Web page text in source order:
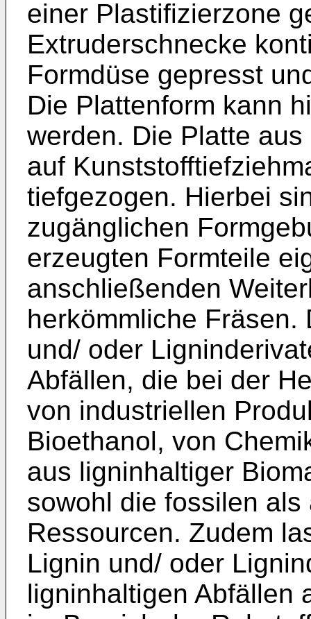
einer Plastifizierzone
Extruderschnecke
Formdüse gepresst
Die Plattenform kann
werden. Die Platte
auf
tiefgezogen. Hierbei
zugänglichen
erzeugten Formteile
anschließenden
herkömmliche Fräsen.
und/ oder
Abfällen, die bei der
von industriellen
Bioethanol, von
aus ligninhaltiger
sowohl die fossilen
Ressourcen. Zudem
Lignin und/ oder
ligninhaltigen Abfällen